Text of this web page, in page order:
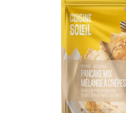
PANIER
AJOUTER AU PANIER